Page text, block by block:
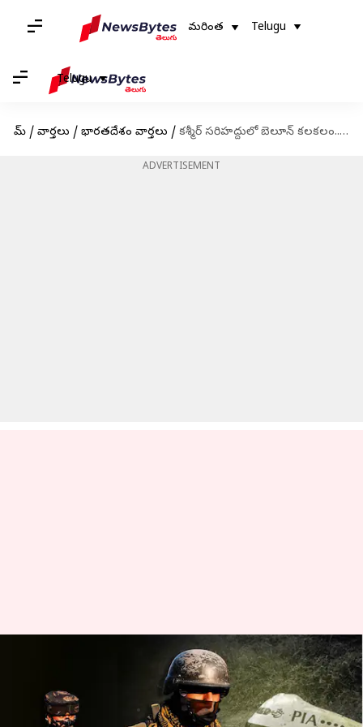
మరింత Telugu
Telugu
హోమ్ / వార్తలు / భారతదేశం వార్తలు / కశ్మీర్ సరిహద్దులో బెలూన్ కలకలం.. పాకిస్థాన్ పైనే అనుమానం
ADVERTISEMENT
కశ్మీర్ సరిహద్దులో బెలూన్ కలకలం..
పాకిస్థాన్ పైనే అనుమానం
TEJAVYAS BESTHA Jun 10, 2023 12:58 pm